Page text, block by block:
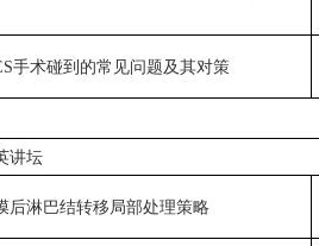
手术碰到的常见问题及其对策
讲坛
后淋巴结转移局部处理策略